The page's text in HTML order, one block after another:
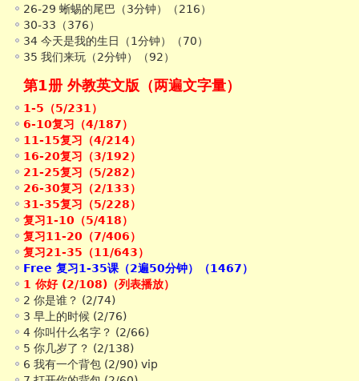
26-29 蜥蜴的尾巴（3分钟）（216）
30-33（376）
34 今天是我的生日（1分钟）（70）
35 我们来玩（2分钟）（92）
第1册 外教英文版（两遍文字量）
1-5（5/231）
6-10复习（4/187）
11-15复习（4/214）
16-20复习（3/192）
21-25复习（5/282）
26-30复习（2/133）
31-35复习（5/228）
复习1-10（5/418）
复习11-20（7/406）
复习21-35（11/643）
Free 复习1-35课（2遍50分钟）（1467）
1 你好 (2/108)（列表播放）
2 你是谁？ (2/74)
3 早上的时候 (2/76)
4 你叫什么名字？ (2/66)
5 你几岁了？ (2/138)
6 我有一个背包 (2/90) vip